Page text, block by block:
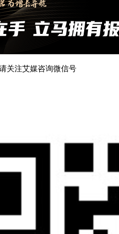
关注艾媒咨询微信号